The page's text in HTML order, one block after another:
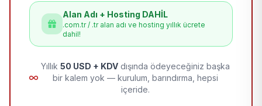
Alan Adı + Hosting DAHİL
.com.tr / .tr alan adı ve hosting yıllık ücrete
dahil!
Yıllık 50 USD + KDV dışında ödeyeceğiniz başka
bir kalem yok — kurulum, barındırma, hepsi
içeride.